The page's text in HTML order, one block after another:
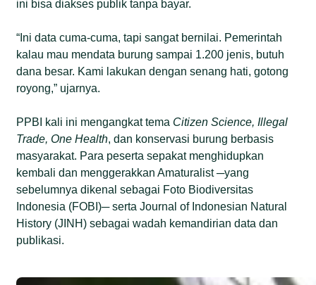
ini bisa diakses publik tanpa bayar.
“Ini data cuma-cuma, tapi sangat bernilai. Pemerintah
kalau mau mendata burung sampai 1.200 jenis, butuh
dana besar. Kami lakukan dengan senang hati, gotong
royong,” ujarnya.
PPBI kali ini mengangkat tema Citizen Science, Illegal
Trade, One Health, dan konservasi burung berbasis
masyarakat. Para peserta sepakat menghidupkan
kembali dan menggerakkan Amaturalist ─yang
sebelumnya dikenal sebagai Foto Biodiversitas
Indonesia (FOBI)─ serta Journal of Indonesian Natural
History (JINH) sebagai wadah kemandirian data dan
publikasi.